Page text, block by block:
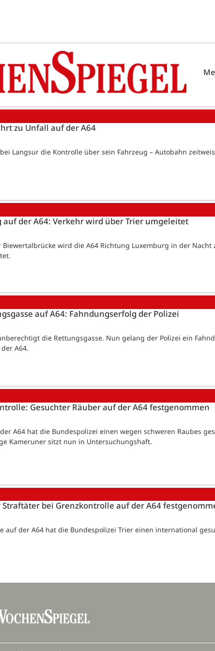
zu Unfall auf der A64
Langsur die Kontrolle über sein Fahrzeug – Autobahn
der A64: Verkehr wird über Trier umgeleitet
Biewertalbrücke wird die A64 Richtung Luxemburg in der Nacht
auf A64: Fahndungserfolg der Polizei
die Rettungsgasse. Nun gelang der Polizei ein
A64.
Gesuchter Räuber auf der A64 festgenommen
A64 hat die Bundespolizei einen wegen schweren Raubes
Kameruner sitzt nun in Untersuchungshaft.
bei Grenzkontrolle auf der A64
auf der A64 hat die Bundespolizei Trier einen international